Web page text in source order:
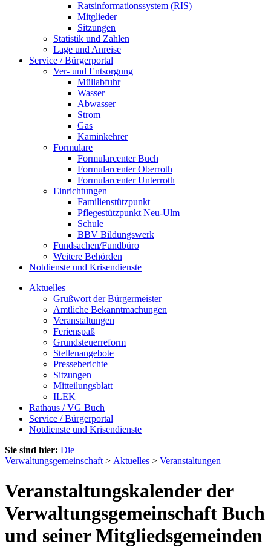
Ratsinformationssystem (RIS)
Mitglieder
Sitzungen
Statistik und Zahlen
Lage und Anreise
Service / Bürgerportal
Ver- und Entsorgung
Müllabfuhr
Wasser
Abwasser
Strom
Gas
Kaminkehrer
Formulare
Formularcenter Buch
Formularcenter Oberroth
Formularcenter Unterroth
Einrichtungen
Familienstützpunkt
Pflegestützpunkt Neu-Ulm
Schule
BBV Bildungswerk
Fundsachen/Fundbüro
Weitere Behörden
Notdienste und Krisendienste
Aktuelles
Grußwort der Bürgermeister
Amtliche Bekanntmachungen
Veranstaltungen
Ferienspaß
Grundsteuerreform
Stellenangebote
Presseberichte
Sitzungen
Mitteilungsblatt
ILEK
Rathaus / VG Buch
Service / Bürgerportal
Notdienste und Krisendienste
Sie sind hier: Die
Verwaltungsgemeinschaft > Aktuelles > Veranstaltungen
Veranstaltungskalender der
Verwaltungsgemeinschaft Buch
und seiner Mitgliedsgemeinden